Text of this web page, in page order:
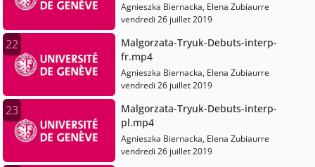
Agnieszka Biernacka, Elena Zubiaurre
vendredi 26 juillet 2019
22
Malgorzata-Tryuk-Debuts-interp-
fr.mp4
Agnieszka Biernacka, Elena Zubiaurre
vendredi 26 juillet 2019
23
Malgorzata-Tryuk-Debuts-interp-
pl.mp4
Agnieszka Biernacka, Elena Zubiaurre
vendredi 26 juillet 2019